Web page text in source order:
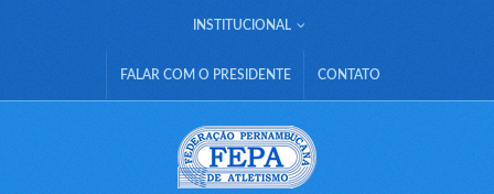
INSTITUCIONAL
FALAR COM O PRESIDENTE CONTATO